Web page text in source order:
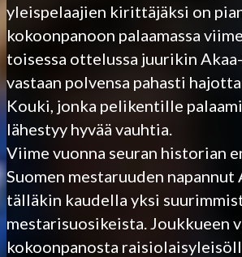
yleispelaajien kirittäjäksi on
kokoonpanoon palaamassa
toisessa ottelussa juurikin
vastaan polvensa pahasti
Kouki, jonka pelikentille
lähestyy hyvää vauhtia.
Viime vuonna seuran historian
Suomen mestaruuden napannut
tälläkin kaudella yksi
mestarisuosikeista. Joukkueen
kokoonpanosta